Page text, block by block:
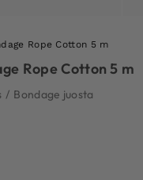
Rope Cotton 5 m
Rope Cotton 5 m
/ Bondage juosta